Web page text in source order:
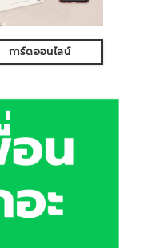
การ์ดออนไลน์